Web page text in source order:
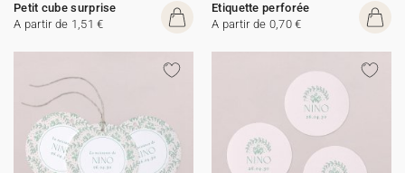
Petit cube surprise
A partir de 1,51 €
Etiquette perforée
A partir de 0,70 €